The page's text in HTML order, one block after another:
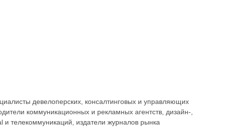
девелоперских, консалтинговых и управляющих
коммуникационных и рекламных агентств, дизайн-,
телекоммуникаций, издатели журналов рынка